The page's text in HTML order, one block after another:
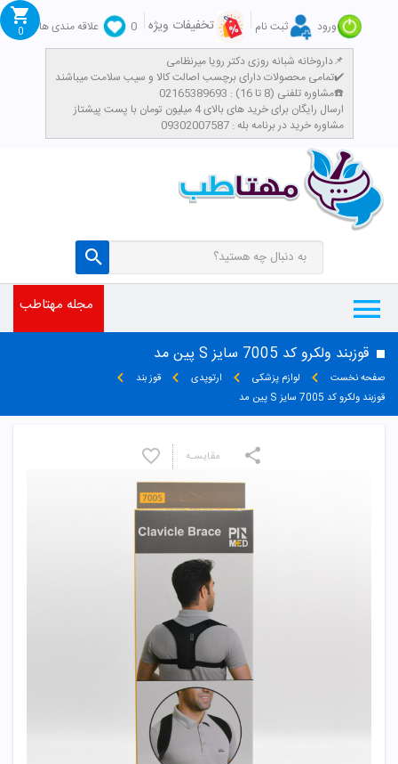
ورود ثبت نام تخفیفات ویژه 0
علاقه مندی ها
داروخانه شبانه روزی دکتر رویا میرنظامی📌
تمامی محصولات دارای برچسب اصالت کالا و سیب سلامت میباشند✔️
مشاوره تلفنی (8 تا 16) : 02165389693☎️
​ارسال رایگان برای خرید های بالای 4 میلیون تومان با پست پیشتاز
مشاوره خرید در برنامه بله : 09302007587
0
مجله مهتاطب
قوزبند ولکرو کد 7005 سایز S پین مد
صفحه نخست لوازم پزشکی ارتوپدی
قوز بند
قوزبند ولکرو کد 7005 سایز S پین مد
مقایسـه